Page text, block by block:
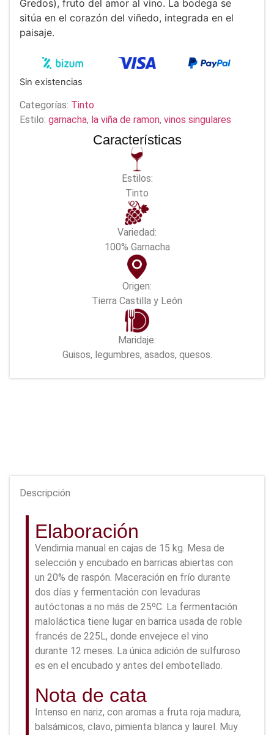
Gredos), fruto del amor al vino. La bodega se
sitúa en el corazón del viñedo, integrada en el
paisaje.
Sin existencias
Categorías: Tinto
Estilo: garnacha, la viña de ramon, vinos singulares
Características
Estilos:
Tinto
Variedad:
100% Garnacha
Origen:
Tierra Castilla y León
Maridaje:
Guisos, legumbres, asados, quesos.
Descripción
Elaboración
Vendimia manual en cajas de 15 kg. Mesa de
selección y encubado en barricas abiertas con
un 20% de raspón. Maceración en frío durante
dos días y fermentación con levaduras
autóctonas a no más de 25ºC. La fermentación
maloláctica tiene lugar en barrica usada de roble
francés de 225L, donde envejece el vino
durante 12 meses. La única adición de sulfuroso
es en el encubado y antes del embotellado.
Nota de cata
Intenso en nariz, con aromas a fruta roja madura,
balsámicos, clavo, pimienta blanca y laurel. Muy